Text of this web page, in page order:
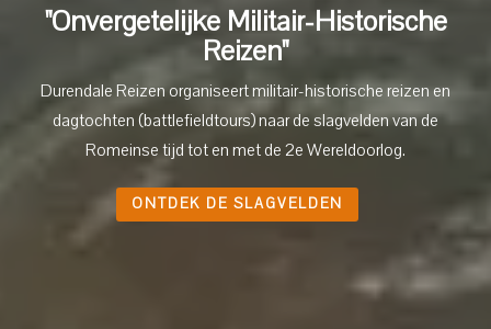
"Onvergetelijke Militair-Historische
Reizen"
Durendale Reizen organiseert militair-historische reizen en
dagtochten(battlefieldtours)naar de slagvelden van de
Romeinse tijd tot en met de 2e Wereldoorlog.
ONTDEK DE SLAGVELDEN